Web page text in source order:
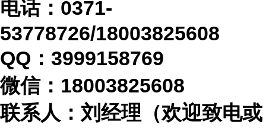
电话： 0371-
53778726/18003825608
QQ：3999158769
微信： 18003825608
联系人：刘经理（欢迎致电或